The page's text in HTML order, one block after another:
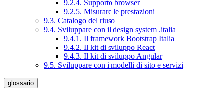
9.2.4. Supporto browser
9.2.5. Misurare le prestazioni
9.3. Catalogo del riuso
9.4. Sviluppare con il design system .italia
9.4.1. Il framework Bootstrap Italia
9.4.2. Il kit di sviluppo React
9.4.3. Il kit di sviluppo Angular
9.5. Sviluppare con i modelli di sito e servizi
glossario